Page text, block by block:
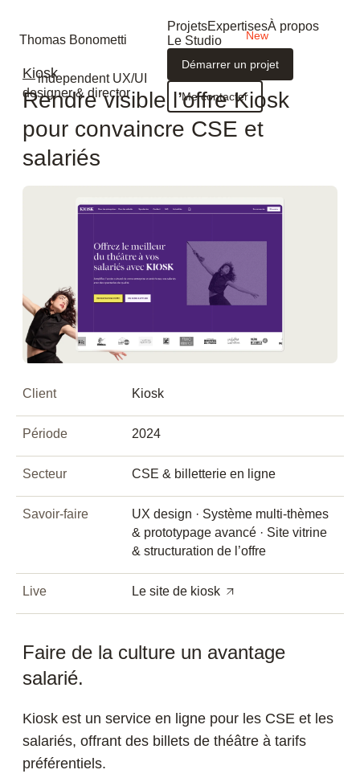
Thomas Bonometti
— independent UX/UI
designer & director
ProjetsExpertisesÀ propos
Le Studio
Démarrer un projet
Me contacter
Kiosk
Rendre visible l’offre Kiosk
pour convaincre CSE et
salariés
Client Kiosk
Période 2024
Secteur CSE & billetterie en ligne
Savoir-faire
UX design · Système multi-thèmes
& prototypage avancé · Site vitrine
& structuration de l’offre
Live Le site de kiosk
Faire de la culture un avantage
salarié.
Kiosk est un service en ligne pour les CSE et les
salariés, offrant des billets de théâtre à tarifs
préférentiels.